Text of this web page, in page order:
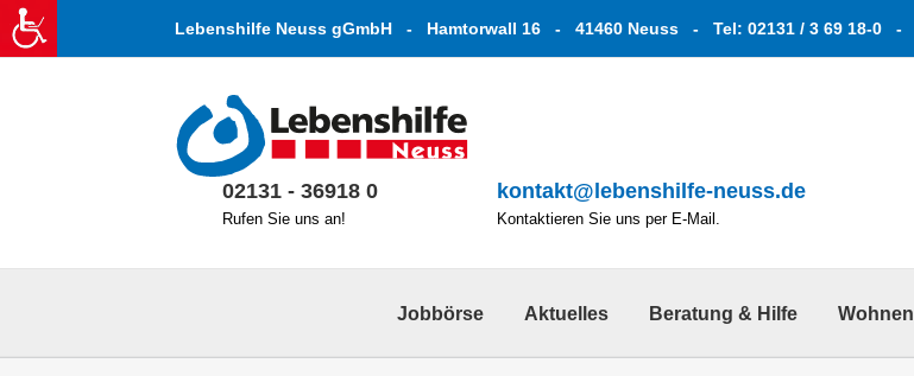
Zum
Inhalt
springen
Lebenshilfe Neuss gGmbH - Hamtorwall 16 - 41460 Neuss - Tel: 02131 / 3 69 18-0 -
02131 - 36918 0
Rufen Sie uns an!
kontakt@lebenshilfe-neuss.de
Kontaktieren Sie uns per E-Mail.
Jobbörse Aktuelles Beratung & Hilfe Wohnen